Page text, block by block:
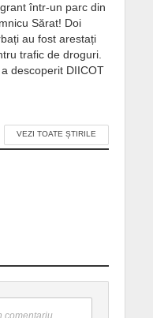
într-un parc din
Sărat! Doi
au fost arestați
trafic de droguri.
descoperit DIICOT
VEZI TOATE ȘTIRILE
comentariu